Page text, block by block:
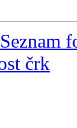
Seznam
črk